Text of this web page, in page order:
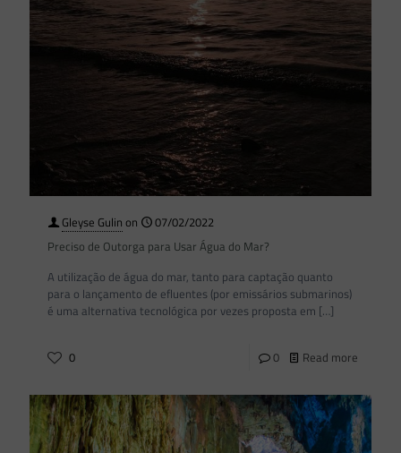
Gleyse Gulin on
07/02/2022
Preciso de Outorga para Usar Água do Mar?
A utilização de água do mar, tanto para captação quanto
para o lançamento de efluentes (por emissários submarinos)
é uma alternativa tecnológica por vezes proposta em […]
0 0 Read more